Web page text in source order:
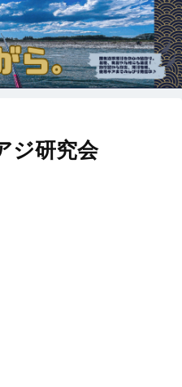
ジ研究会